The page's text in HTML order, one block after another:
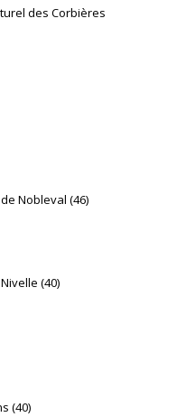
des Corbières
Nobleval (46)
(40)
(40)